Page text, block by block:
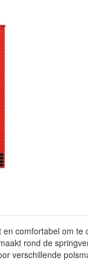
comfortabel om
rond de
verschillende